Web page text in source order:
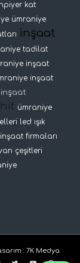
kat
ümraniye
inşaat
tadilat
inşaat
inşaat
ümraniye
led ışık
firmaları
çeşitleri
: 7K Medya